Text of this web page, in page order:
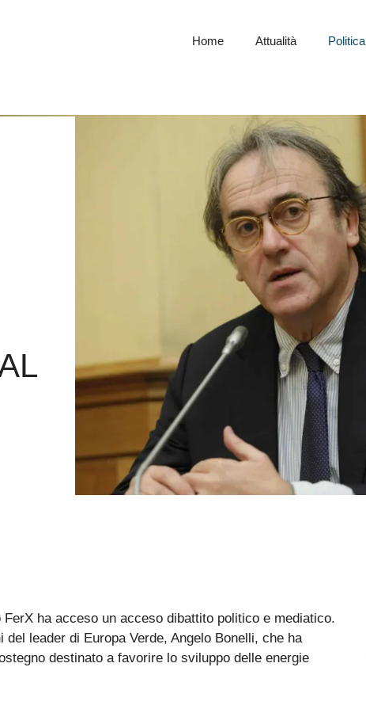
Home Attualità Politica
ha acceso un acceso dibattito politico e mediatico.
leader di Europa Verde, Angelo Bonelli, che ha
destinato a favorire lo sviluppo delle energie